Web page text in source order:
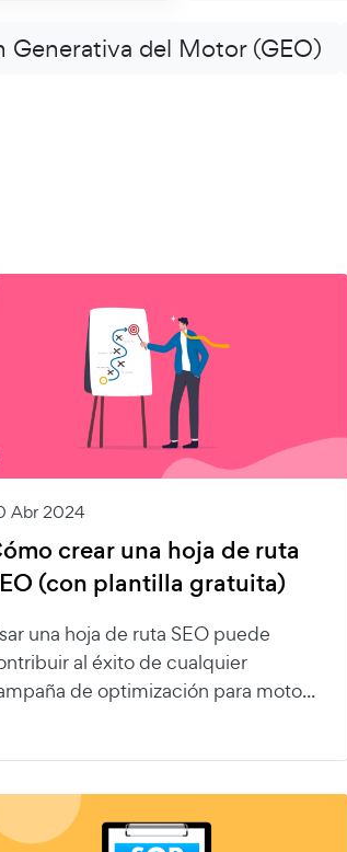
Generativa del Motor (GEO)
Abr 2024
crear una hoja de ruta
(con plantilla gratuita)
una hoja de ruta SEO puede
al éxito de cualquier
de optimización para moto...